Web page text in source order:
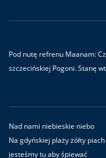
Pod nutę refrenu Maanam:
szczecińskiej Pogoni. Stanę
Nad nami niebieskie niebo
Na gdyńskiej plaży żółty piach
jesteśmy tu aby śpiewać